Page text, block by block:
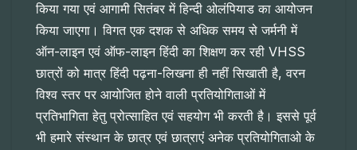
किया गया एवं आगामी सितंबर में हिन्दी ओलंपियाड का आयोजन
किया जाएगा। विगत एक दशक से अधिक समय से जर्मनी में
ऑन-लाइन एवं ऑफ-लाइन हिंदी का शिक्षण कर रही VHSS
छात्रों को मात्र हिंदी पढ़ना-लिखना ही नहीं सिखाती है, वरन
विश्व स्तर पर आयोजित होने वाली प्रतियोगिताओं में
प्रतिभागिता हेतु प्रोत्साहित एवं सहयोग भी करती है। इससे पूर्व
भी हमारे संस्थान के छात्र एवं छात्राएं अनेक प्रतियोगिताओ के